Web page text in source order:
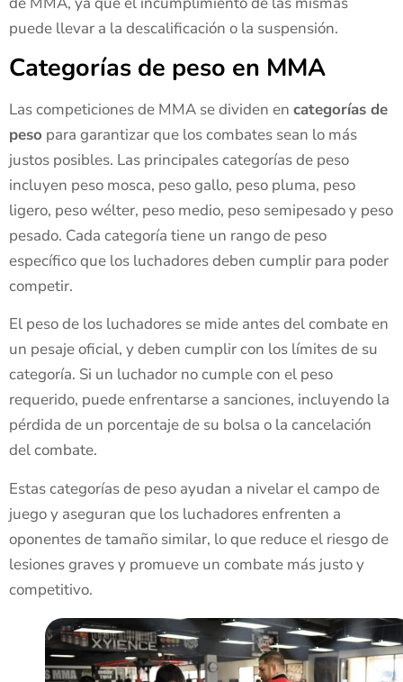
puede llevar a la descalificación o la suspensión.
Categorías de peso en MMA
Las competiciones de MMA se dividen en categorías de
peso para garantizar que los combates sean lo más
justos posibles. Las principales categorías de peso
incluyen peso mosca, peso gallo, peso pluma, peso
ligero, peso wélter, peso medio, peso semipesado y peso
pesado. Cada categoría tiene un rango de peso
específico que los luchadores deben cumplir para poder
competir.
El peso de los luchadores se mide antes del combate en
un pesaje oficial, y deben cumplir con los límites de su
categoría. Si un luchador no cumple con el peso
requerido, puede enfrentarse a sanciones, incluyendo la
pérdida de un porcentaje de su bolsa o la cancelación
del combate.
Estas categorías de peso ayudan a nivelar el campo de
juego y aseguran que los luchadores enfrenten a
oponentes de tamaño similar, lo que reduce el riesgo de
lesiones graves y promueve un combate más justo y
competitivo.